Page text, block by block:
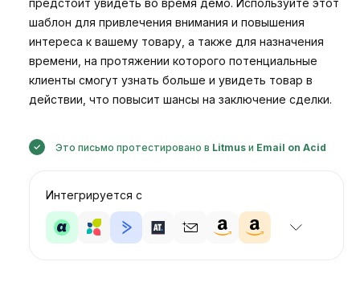
предстоит увидеть во время демо. Используйте этот
шаблон для привлечения внимания и повышения
интереса к вашему товару, а также для назначения
времени, на протяжении которого потенциальные
клиенты смогут узнать больше и увидеть товар в
действии, что повысит шансы на заключение сделки.
Это письмо протестировано в Litmusи Email on Acid
Интегрируется с